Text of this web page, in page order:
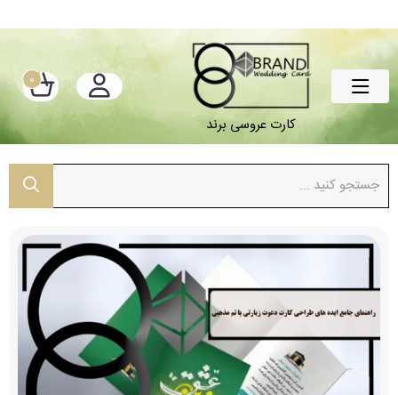
کارت عروسی برند
0